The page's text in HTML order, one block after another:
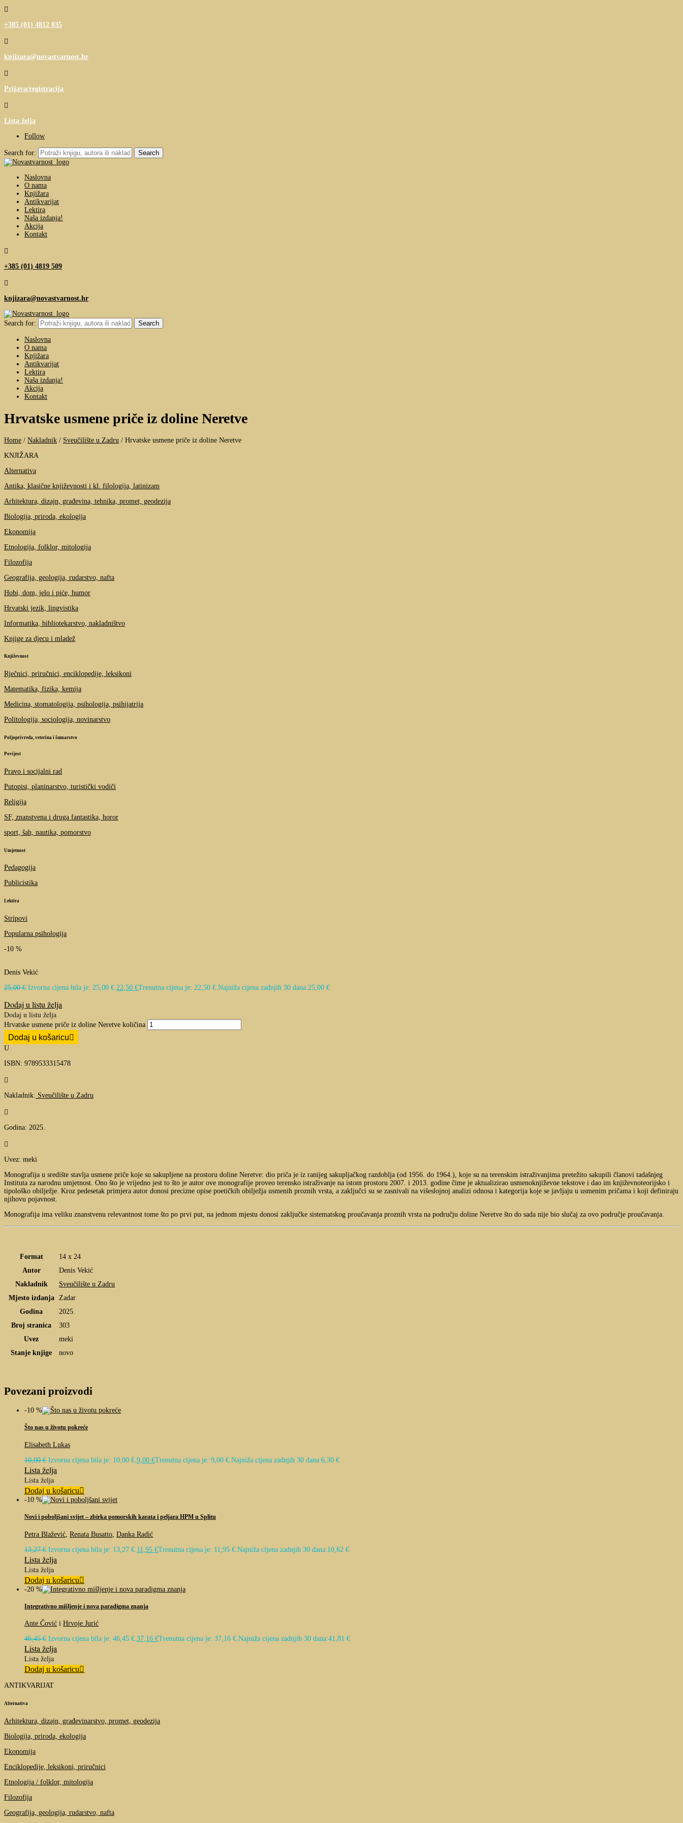

+385 (01) 4812 035

knjizara@novastvarnost.hr

Prijava/registracija

Lista želja
Follow
Search for:
Naslovna
O nama
Knjižara
Antikvarijat
Lektira
Naša izdanja!
Akcija
Kontakt

+385 (01) 4819 509

knjizara@novastvarnost.hr
Search for:
Naslovna
O nama
Knjižara
Antikvarijat
Lektira
Naša izdanja!
Akcija
Kontakt
Hrvatske usmene priče iz doline Neretve
Home / Nakladnik / Sveučilište u Zadru / Hrvatske usmene priče iz doline Neretve
KNJIŽARA
Alternativa
Antika, klasične književnosti i kl. filologija, latinizam
Arhitektura, dizajn, građevina, tehnika, promet, geodezija
Biologija, priroda, ekologija
Ekonomija
Etnologija, folklor, mitologija
Filozofija
Geografija, geologija, rudarstvo, nafta
Hobi, dom, jelo i piće, humor
Hrvatski jezik, lingvistika
Informatika, bibliotekarstvo, nakladništvo
Knjige za djecu i mladež
Književnost
Rječnici, priručnici, enciklopedije, leksikoni
Matematika, fizika, kemija
Medicina, stomatologija, psihologija, psihijatrija
Politologija, sociologija, novinarstvo
Poljoprivreda, veterina i šumarstvo
Povijest
Pravo i socijalni rad
Putopisi, planinarstvo, turistički vodiči
Religija
SF, znanstvena i druga fantastika, horor
sport, šah, nautika, pomorstvo
Umjetnost
Pedagogija
Publicistika
Lektira
Stripovi
Popularna psihologija
-10 %
Denis Vekić
25,00€ Izvorna cijena bila je: 25,00 €.22,50 €Trenutna cijena je: 22,50 €.Najniža cijena zadnjih 30 dana:25,00 €
Dodaj u listu želja
Dodaj u listu želja
Hrvatske usmene priče iz doline Neretve količina
Dodaj u košaricu
U
ISBN: 9789533315478

Nakladnik: Sveučilište u Zadru

Godina: 2025.

Uvez: meki
Monografija u središte stavlja usmene priče koje su sakupljene na prostoru doline Neretve: dio priča je iz ranijeg sakupljačkog razdoblja (od 1956. do 1964.), koje su na terenskim istraživanjima pretežito sakupili članovi tadašnjeg
Instituta za narodnu umjetnost. Ono što je vrijedno jest to što je autor ove monografije proveo terensko istraživanje na istom prostoru 2007. i 2013. godine čime je aktualizirao usmenoknjiževne tekstove i dao im književnoteorijsko i
tipološko obilježje. Kroz pedesetak primjera autor donosi precizne opise poetičkih obilježja usmenih proznih vrsta, a zaključci su se zasnivali na višeslojnoj analizi odnosa i kategorija koje se javljaju u usmenim pričama i koji definiraju
njihovu pojavnost.
Monografija ima veliku znanstvenu relevantnost tome što po prvi put, na jednom mjestu donosi zaključke sistematskog proučavanja proznih vrsta na području doline Neretve što do sada nije bio slučaj za ovo područje proučavanja.
Format
14 x 24
Autor
Denis Vekić
Nakladnik
Sveučilište u Zadru
Mjesto izdanja
Zadar
Godina
2025.
Broj stranica
303
Uvez
meki
Stanje knjige
novo
Povezani proizvodi
-10 %
Što nas u životu pokreće
Elisabeth Lukas
10,00€ Izvorna cijena bila je: 10,00 €. 9,00 €Trenutna cijena je: 9,00 €. Najniža cijena zadnjih 30 dana:6,30 €
Lista želja
Lista želja
Dodaj u košaricu
-10 %
Novi i poboljšani svijet – zbirka pomorskih karata i peljara HPM u Splitu
Petra Blažević Renata Busatto Danka Radić
13,27€ Izvorna cijena bila je: 13,27 €. 11,95 €Trenutna cijena je: 11,95 €. Najniža cijena zadnjih 30 dana:10,62 €
Lista želja
Lista želja
Dodaj u košaricu
-20 %
Integrativno mišljenje i nova paradigma znanja
Ante Čović i Hrvoje Jurić
46,45€ Izvorna cijena bila je: 46,45 €.37,16 €Trenutna cijena je: 37,16 €.Najniža cijena zadnjih 30 dana:41,81 €
Lista želja
Lista želja
Dodaj u košaricu
ANTIKVARIJAT
Alternativa
Arhitektura, dizajn, građevinarstvo, promet, geodezija
Biologija, priroda, ekologija
Ekonomija
Enciklopedije, leksikoni, priručnici
Etnologija / folklor, mitologija
Filozofija
Geografija, geologija, rudarstvo, nafta